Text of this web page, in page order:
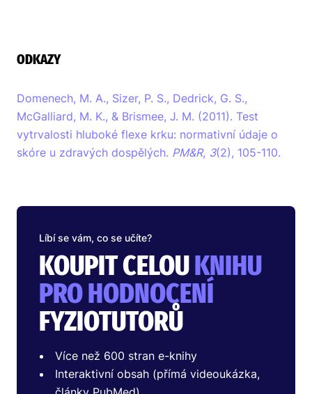
ODKAZY
Domenech, M. A., Sizer, P. S., Dedrick, G. S.,
McGalliard, M. K., & Brismee, J. M. (2011). Test
vytrvalosti hluboké flexe krku: normativní údaje o
skóre u zdravých dospělých. PM&R, 3(2), 105-110.
Líbí se vám, co se učíte?
KOUPIT CELOUKNIHU
PRO HODNOCENÍ
FYZIOTUTORŮ
Více než 600 stran e-knihy
Interaktivní obsah (přímá videoukázka,